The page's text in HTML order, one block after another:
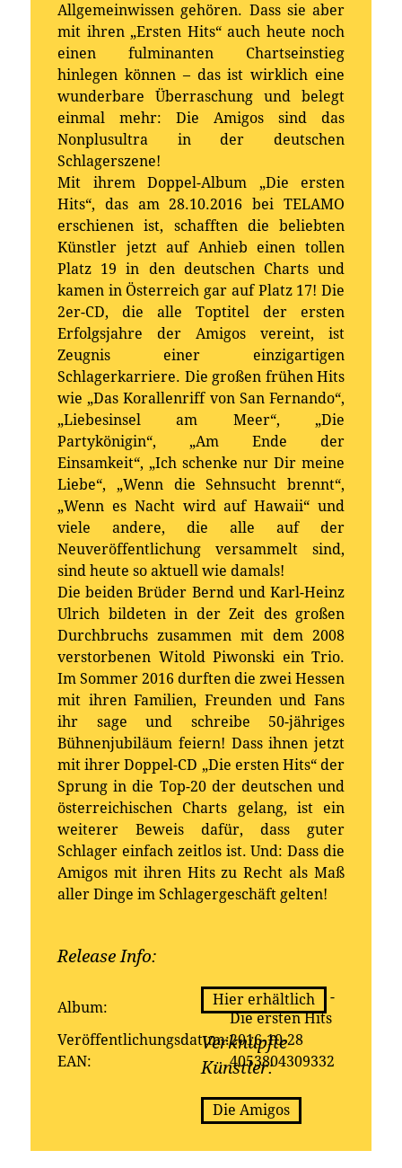
Allgemeinwissen gehören. Dass sie aber
mit ihren „Ersten Hits“ auch heute noch
einen fulminanten Chartseinstieg
hinlegen können – das ist wirklich eine
wunderbare Überraschung und belegt
einmal mehr: Die Amigos sind das
Nonplusultra in der deutschen
Schlagerszene!
Mit ihrem Doppel-Album „Die ersten
Hits“, das am 28.10.2016 bei TELAMO
erschienen ist, schafften die beliebten
Künstler jetzt auf Anhieb einen tollen
Platz 19 in den deutschen Charts und
kamen in Österreich gar auf Platz 17! Die
2er-CD, die alle Toptitel der ersten
Erfolgsjahre der Amigos vereint, ist
Zeugnis einer einzigartigen
Schlagerkarriere. Die großen frühen Hits
wie „Das Korallenriff von San Fernando“,
„Liebesinsel am Meer“, „Die
Partykönigin“, „Am Ende der
Einsamkeit“, „Ich schenke nur Dir meine
Liebe“, „Wenn die Sehnsucht brennt“,
„Wenn es Nacht wird auf Hawaii“ und
viele andere, die alle auf der
Neuveröffentlichung versammelt sind,
sind heute so aktuell wie damals!
Die beiden Brüder Bernd und Karl-Heinz
Ulrich bildeten in der Zeit des großen
Durchbruchs zusammen mit dem 2008
verstorbenen Witold Piwonski ein Trio.
Im Sommer 2016 durften die zwei Hessen
mit ihren Familien, Freunden und Fans
ihr sage und schreibe 50-jähriges
Bühnenjubiläum feiern! Dass ihnen jetzt
mit ihrer Doppel-CD „Die ersten Hits“ der
Sprung in die Top-20 der deutschen und
österreichischen Charts gelang, ist ein
weiterer Beweis dafür, dass guter
Schlager einfach zeitlos ist. Und: Dass die
Amigos mit ihren Hits zu Recht als Maß
aller Dinge im Schlagergeschäft gelten!
Release Info:
Album:
Die Amigos -
Die ersten Hits
Veröffentlichungsdatum:2016-10-28
EAN:
4053804309332
Hier erhältlich
Verknüpfte
Künstler:
Die Amigos